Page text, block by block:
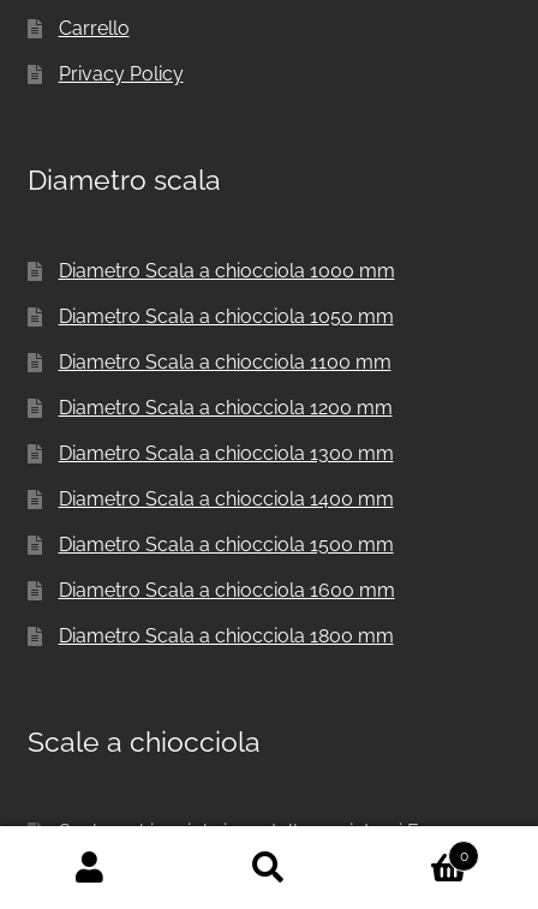
Carrello
Privacy Policy
Diametro scala
Diametro Scala a chiocciola 1000 mm
Diametro Scala a chiocciola 1050 mm
Diametro Scala a chiocciola 1100 mm
Diametro Scala a chiocciola 1200 mm
Diametro Scala a chiocciola 1300 mm
Diametro Scala a chiocciola 1400 mm
Diametro Scala a chiocciola 1500 mm
Diametro Scala a chiocciola 1600 mm
Diametro Scala a chiocciola 1800 mm
Scale a chiocciola
Scala a chiocciola in metallo per interni F20
Scale a chiocciola per interni F20 UK
0